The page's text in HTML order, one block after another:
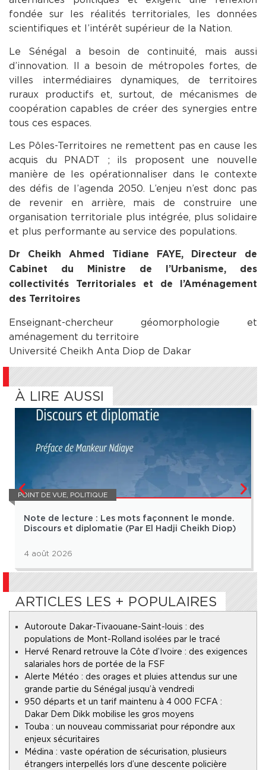
fondée sur les réalités territoriales, les données
scientifiques et l’intérêt supérieur de la Nation.
Le Sénégal a besoin de continuité, mais aussi
d’innovation. Il a besoin de métropoles fortes, de
villes intermédiaires dynamiques, de territoires
ruraux productifs et, surtout, de mécanismes de
coopération capables de créer des synergies entre
tous ces espaces.
Les Pôles-Territoires ne remettent pas en cause les
acquis du PNADT ; ils proposent une nouvelle
manière de les opérationnaliser dans le contexte
des défis de l’agenda 2050. L’enjeu n’est donc pas
de revenir en arrière, mais de construire une
organisation territoriale plus intégrée, plus solidaire
et plus performante au service des populations.
Dr Cheikh Ahmed Tidiane FAYE, Directeur de
Cabinet du Ministre de l’Urbanisme, des
collectivités Territoriales et de l’Aménagement
des Territoires
Enseignant-chercheur géomorphologie et
aménagement du territoire
Université Cheikh Anta Diop de Dakar
À LIRE AUSSI
POINT DE VUE, POLITIQUE
Note de lecture : Les mots façonnent le monde.
Discours et diplomatie (Par El Hadji Cheikh Diop)
4 août 2026
ARTICLES LES + POPULAIRES
Autoroute Dakar-Tivaouane-Saint-louis : des
populations de Mont-Rolland isolées par le tracé
Hervé Renard retrouve la Côte d’Ivoire : des exigences
salariales hors de portée de la FSF
Alerte Météo : des orages et pluies attendus sur une
grande partie du Sénégal jusqu’à vendredi
950 départs et un tarif maintenu à 4 000 FCFA :
Dakar Dem Dikk mobilise les gros moyens
Touba : un nouveau commissariat pour répondre aux
enjeux sécuritaires
Médina : vaste opération de sécurisation, plusieurs
étrangers interpellés lors d’une descente policière